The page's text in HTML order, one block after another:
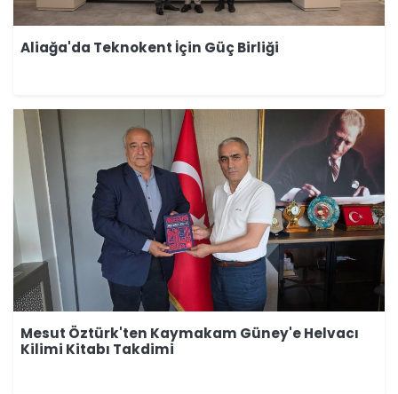
Aliağa'da Teknokent İçin Güç Birliği
Mesut Öztürk'ten Kaymakam Güney'e Helvacı
Kilimi Kitabı Takdimi